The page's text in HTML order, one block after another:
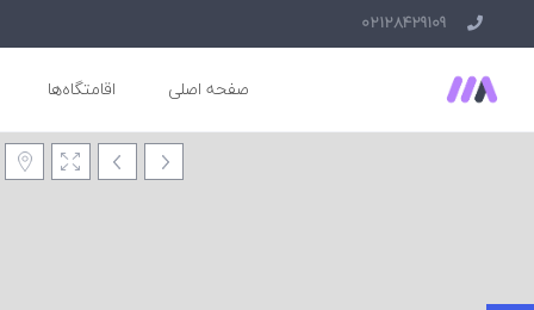
02128429109
صفحه اصلی اقامتگاه‌ها